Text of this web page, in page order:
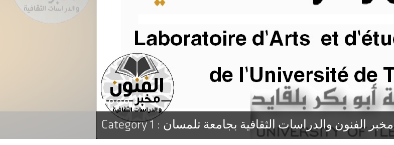
Category 1 : مخبر الفنون والدراسات الثقافية بجامعة تلمسان